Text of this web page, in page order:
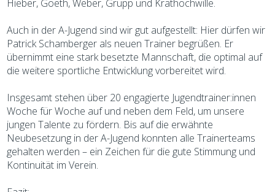
Hieber, Goeth, Weber, Grupp und Krathochwille.
Auch in der A-Jugend sind wir gut aufgestellt: Hier dürfen wir
Patrick Schamberger als neuen Trainer begrüßen. Er
übernimmt eine stark besetzte Mannschaft, die optimal auf
die weitere sportliche Entwicklung vorbereitet wird.
Insgesamt stehen über 20 engagierte Jugendtrainer:innen
Woche für Woche auf und neben dem Feld, um unsere
jungen Talente zu fördern. Bis auf die erwähnte
Neubesetzung in der A-Jugend konnten alle Trainerteams
gehalten werden – ein Zeichen für die gute Stimmung und
Kontinuität im Verein.